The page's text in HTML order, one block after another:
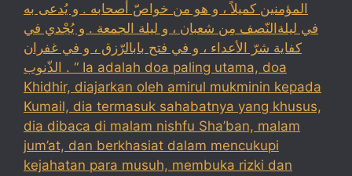
المؤمنين كميلاً ، و هو من خواصّ أصحابه . و يُدعى به
في ليلةالنّصف مِن شعبان ، و ليلة الجمعة . و يُجْدي في
كفاية شرّ الأعداء ، و في فتح بابالرّزق ، و في غفران
الذّنوب . “ Ia adalah doa paling utama, doa
Khidhir, diajarkan oleh amirul mukminin kepada
Kumail, dia termasuk sahabatnya yang khusus,
dia dibaca di malam nishfu Sha’ban, malam
jum’at, dan berkhasiat dalam mencukupi
kejahatan para musuh, membuka rizki dan